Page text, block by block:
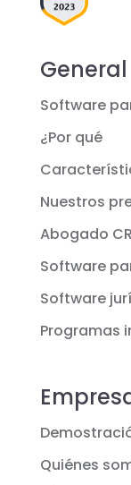
General
Software
¿Por qué
Nuestros
Abogado
Software
Software
Programas
Quiénes